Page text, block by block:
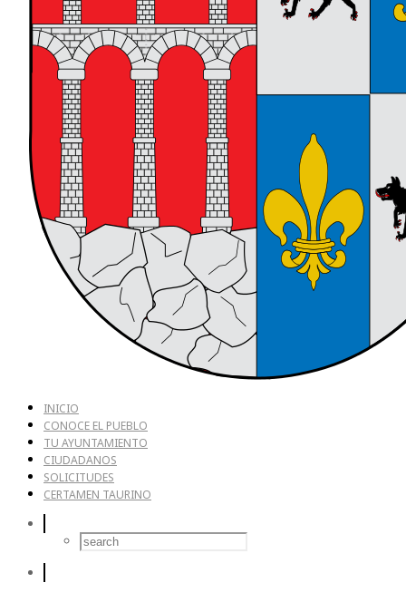
INICIO
CONOCE EL PUEBLO
TU AYUNTAMIENTO
CIUDADANOS
SOLICITUDES
CERTAMEN TAURINO